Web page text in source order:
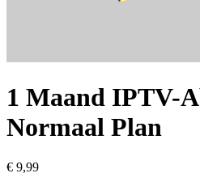
1 Maand IPTV-
Normaal Plan
€ 9,99